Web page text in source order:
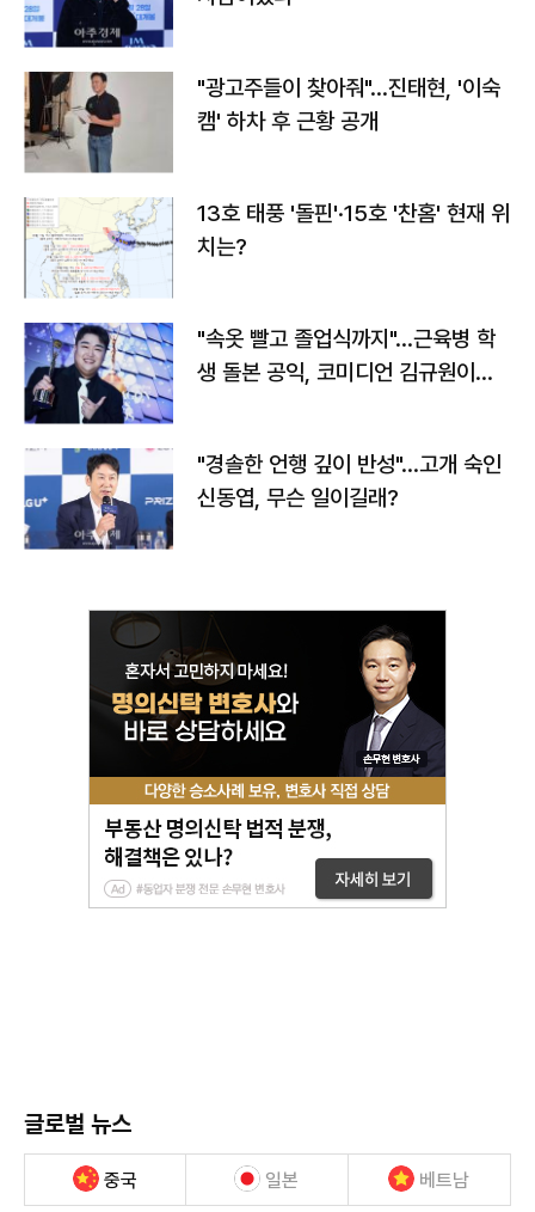
"광고주들이 찾아줘"…진태현, '이숙
캠' 하차 후 근황 공개
13호 태풍 '돌핀'·15호 '찬홈' 현재 위
치는?
"속옷 빨고 졸업식까지"…근육병 학
생 돌본 공익, 코미디언 김규원이었
"경솔한 언행 깊이 반성"…고개 숙인
신동엽, 무슨 일이길래?
글로벌 뉴스
중국 일본 베트남